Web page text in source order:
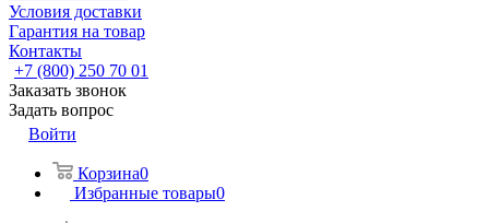
Условия доставки
Гарантия на товар
Контакты
+7 (800) 250 70 01
Заказать звонок
Задать вопрос
Войти
Корзина0
Избранные товары0